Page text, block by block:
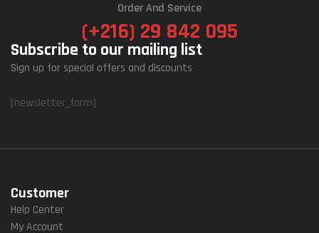
Order And Service
(+216) 29 842 095
Subscribe to our mailing list
Sign up for special offers and discounts
[newsletter_form]
Customer
Help Center
My Account